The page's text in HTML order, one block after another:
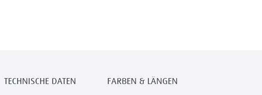
TECHNISCHE DATEN FARBEN & LÄNGEN